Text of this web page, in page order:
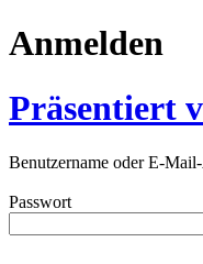
Anmelden
Präsentiert
Benutzername oder E-
Passwort